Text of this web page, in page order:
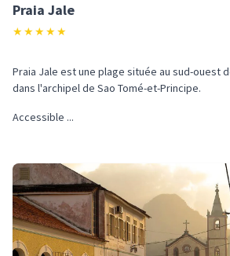
Praia Jale
★★★★★
Praia Jale est une plage située au sud-ouest
dans l'archipel de Sao Tomé-et-Principe.
Accessible ...